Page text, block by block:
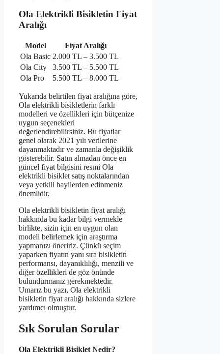
Ola Elektrikli Bisikletin Fiyat
Aralığı
Model
Fiyat Aralığı
Ola Basic 2.000 TL – 3.500 TL
Ola City
3.500 TL – 5.500 TL
Ola Pro
5.500 TL – 8.000 TL
Yukarıda belirtilen fiyat aralığına göre,
Ola elektrikli bisikletlerin farklı
modelleri ve özellikleri için bütçenize
uygun seçenekleri
değerlendirebilirsiniz. Bu fiyatlar
genel olarak 2021 yılı verilerine
dayanmaktadır ve zamanla değişiklik
gösterebilir. Satın almadan önce en
güncel fiyat bilgisini resmi Ola
elektrikli bisiklet satış noktalarından
veya yetkili bayilerden edinmeniz
önemlidir.
Ola elektrikli bisikletin fiyat aralığı
hakkında bu kadar bilgi vermekle
birlikte, sizin için en uygun olan
modeli belirlemek için araştırma
yapmanızı öneririz. Çünkü seçim
yaparken fiyatın yanı sıra bisikletin
performansı, dayanıklılığı, menzili ve
diğer özellikleri de göz önünde
bulundurmanız gerekmektedir.
Umarız bu yazı, Ola elektrikli
bisikletin fiyat aralığı hakkında sizlere
yardımcı olmuştur.
Sık Sorulan Sorular
Ola Elektrikli Bisiklet Nedir?